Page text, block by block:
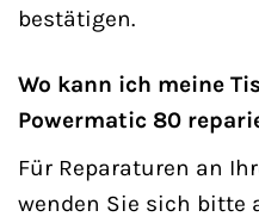
bestätigen.
Wo kann ich meine
Powermatic 80
Für Reparaturen an
wenden Sie sich bitte